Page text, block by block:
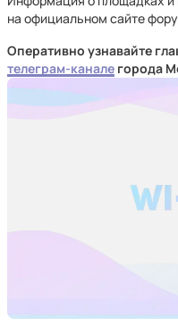
на официальном сайте
Оперативно узнавайте
телеграм-канале города